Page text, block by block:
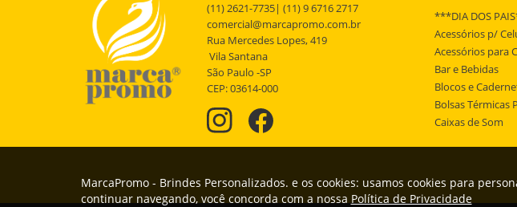
(11) 2621-7735| (11) 9 6716 2717
comercial@marcapromo.com.br
Rua Mercedes Lopes, 419
Vila Santana
São Paulo -SP
CEP: 03614-000
***DIA DOS
Acessórios p/
Acessórios para
Bar e Bebidas
Blocos e
Bolsas Térmicas
Caixas de Som
MarcaPromo - Brindes Personalizados. e os cookies: usamos cookies para
continuar navegando, você concorda com a nossa Política de Privacidade